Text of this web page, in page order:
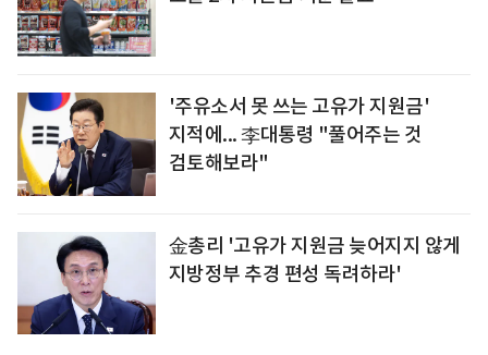
'주유소서 못 쓰는 고유가 지원금'
지적에... 李대통령 "풀어주는 것
검토해보라"
金총리 '고유가 지원금 늦어지지 않게
지방정부 추경 편성 독려하라'